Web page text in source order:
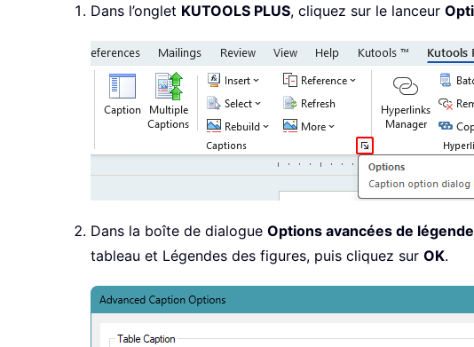
Dans l’onglet KUTOOLS PLUS, cliquez sur le lanceur
Dans la boîte de dialogue Options avancées de légende
tableau et Légendes des figures, puis cliquez sur OK.